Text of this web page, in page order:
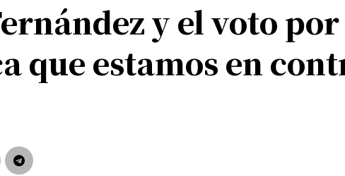
y el voto
que estamos en